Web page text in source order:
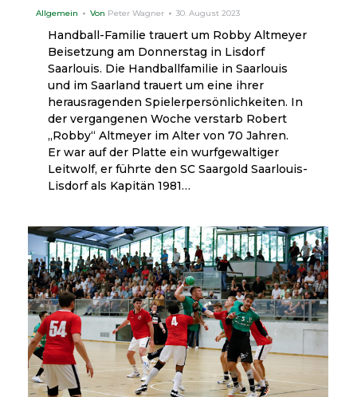
Allgemein Von Peter Wagner 30. August 2023
Handball-Familie trauert um Robby Altmeyer
Beisetzung am Donnerstag in Lisdorf
Saarlouis. Die Handballfamilie in Saarlouis
und im Saarland trauert um eine ihrer
herausragenden Spielerpersönlichkeiten. In
der vergangenen Woche verstarb Robert
„Robby“ Altmeyer im Alter von 70 Jahren.
Er war auf der Platte ein wurfgewaltiger
Leitwolf, er führte den SC Saargold Saarlouis-
Lisdorf als Kapitän 1981…